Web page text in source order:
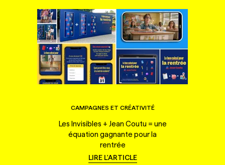
CAMPAGNES ET CRÉATIVITÉ
Les Invisibles + Jean Coutu = une
équation gagnante pour la
rentrée
LIRE L'ARTICLE